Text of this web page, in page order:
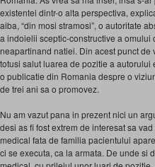
existentei dintr-o alta perspectiva,
aiba, “din mosi stramosi”, o autoritate
a indoielii sceptic-constructive a omului
neapartinand natiei. Din acest punct de
totusi salut luarea de pozitie a
o publicatie din Romania despre o
de trei ani sa o promovez.
Nu am vazut pana in prezent nici un
desi as fi fost extrem de interesat sa
medical fata de familia pacientului
ci se executa, ca la armata. De unde si